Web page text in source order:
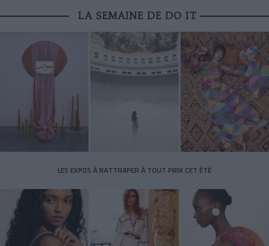
LA SEMAINE DE DO IT
LES EXPOS À RATTRAPER À TOUT PRIX CET ÉTÉ